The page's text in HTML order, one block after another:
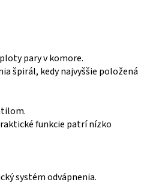
pary v komore.
špirál, kedy najvyššie položená
funkcie patrí nízko
systém odvápnenia.